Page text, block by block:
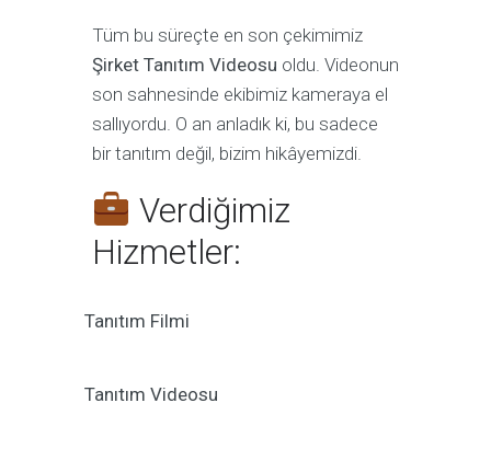
Tüm bu süreçte en son çekimimiz
Şirket Tanıtım Videosu oldu. Videonun
son sahnesinde ekibimiz kameraya el
sallıyordu. O an anladık ki, bu sadece
bir tanıtım değil, bizim hikâyemizdi.
Verdiğimiz
Hizmetler:
Tanıtım Filmi
Tanıtım Videosu